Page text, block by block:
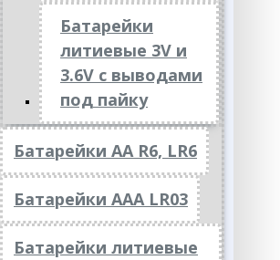
Батарейки
литиевые 3V и
3.6V с выводами
под пайку
Батарейки АА R6, LR6
Батарейки АAА LR03
Батарейки литиевые